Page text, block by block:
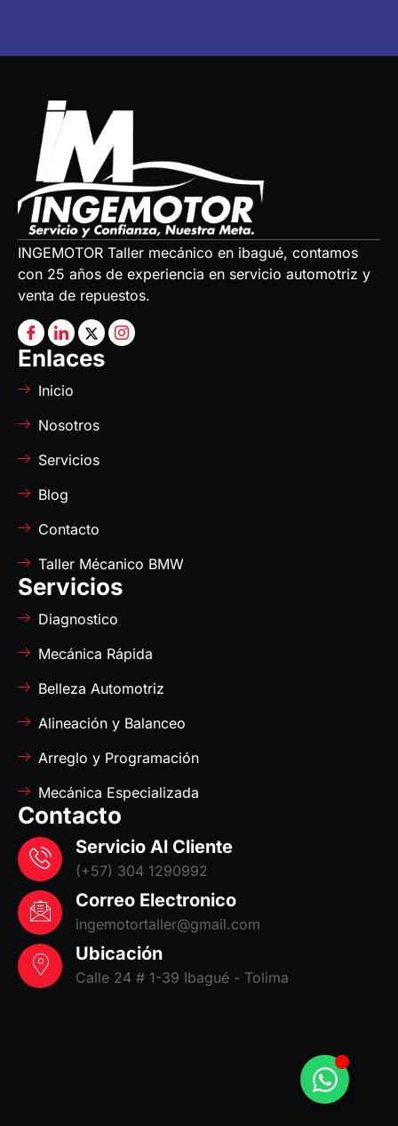
INGEMOTOR Taller mecánico en ibagué, contamos
con 25 años de experiencia en servicio automotriz y
venta de repuestos.
Enlaces
Inicio
Nosotros
Servicios
Blog
Contacto
Taller Mécanico BMW
Servicios
Diagnostico
Mecánica Rápida
Belleza Automotriz
Alineación y Balanceo
Arreglo y Programación
Mecánica Especializada
Contacto
Servicio Al Cliente
(+57) 304 1290992
Correo Electronico
ingemotortaller@gmail.com
Ubicación
Calle 24 # 1-39 Ibagué - Tolima